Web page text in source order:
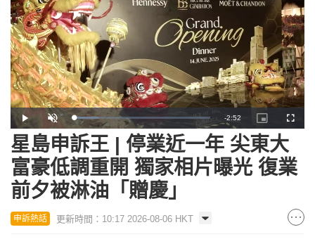
Play Unmute Loaded:
17.81%
Remaining
Time
-2:52
Picture-
in-
Picture
星島申訴王 | 停業近一年 尖東大
富豪低調重開 獨家相片曝光 復業
前夕被淋油「贈慶」
申訴熱話 更新時間：10:17 2026-08-06 HKT